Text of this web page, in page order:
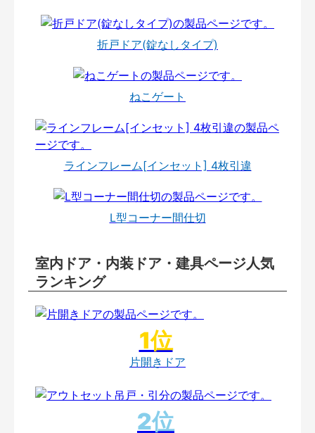
折戸ドア(錠なしタイプ)
ねこゲート
ラインフレーム[インセット] 4枚引違
L型コーナー間仕切
室内ドア・内装ドア・建具ページ人気
ランキング
片開きドア